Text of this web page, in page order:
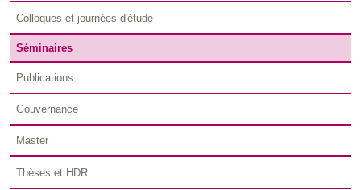
Colloques et journées d'étude
Séminaires
Publications
Gouvernance
Master
Thèses et HDR